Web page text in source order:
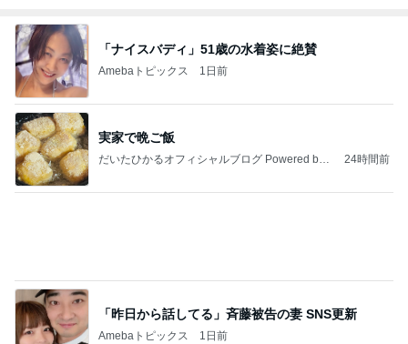
「ナイスバディ」51歳の水着姿に絶賛
Amebaトピックス 1日前
実家で晩ご飯
だいたひかるオフィシャルブログ Powered by
24時間前
「昨日から話してる」斉藤被告の妻 SNS更新
Amebaトピックス 1日前